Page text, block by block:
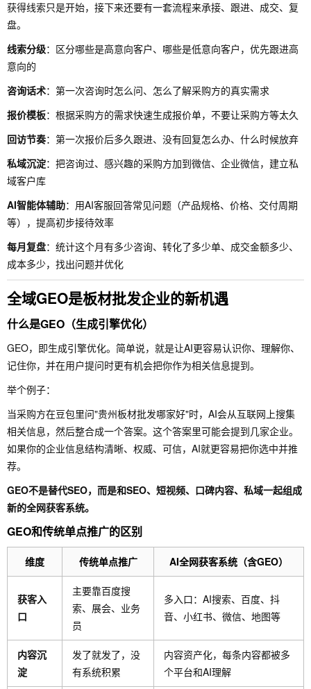
获得线索只是开始，接下来还要有一套流程来承接、跟进、成交、复
盘。
线索分级：区分哪些是高意向客户、哪些是低意向客户，优先跟进高
意向的
咨询话术：第一次咨询时怎么问、怎么了解采购方的真实需求
报价模板：根据采购方的需求快速生成报价单，不要让采购方等太久
回访节奏：第一次报价后多久跟进、没有回复怎么办、什么时候放弃
私域沉淀：把咨询过、感兴趣的采购方加到微信、企业微信，建立私
域客户库
AI智能体辅助：用AI客服回答常见问题（产品规格、价格、交付周期
等），提高初步接待效率
每月复盘：统计这个月有多少咨询、转化了多少单、成交金额多少、
成本多少，找出问题并优化
全域GEO是板材批发企业的新机遇
什么是GEO（生成引擎优化）
GEO，即生成引擎优化。简单说，就是让AI更容易认识你、理解你、
记住你，并在用户提问时更有机会把你作为相关信息提到。
举个例子：
当采购方在豆包里问"贵州板材批发哪家好"时，AI会从互联网上搜集
相关信息，然后整合成一个答案。这个答案里可能会提到几家企业。
如果你的企业信息结构清晰、权威、可信，AI就更容易把你选中并推
荐。
GEO不是替代SEO，而是和SEO、短视频、口碑内容、私域一起组成
新的全网获客系统。
GEO和传统单点推广的区别
维度 传统单点推广 AI全网获客系统（含GEO）
获客入
口
主要靠百度搜
索、展会、业务
员
多入口：AI搜索、百度、抖
音、小红书、微信、地图等
内容沉
淀
发了就发了，没
有系统积累
内容资产化，每条内容都被多
个平台和AI理解